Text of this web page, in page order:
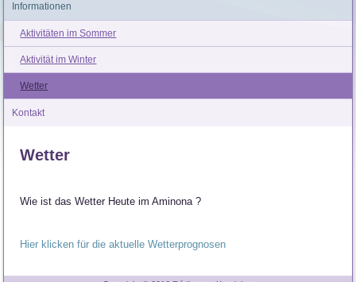
Informationen
Aktivitäten im Sommer
Aktivität im Winter
Wetter
Kontakt
Wetter
Wie ist das Wetter Heute im Aminona ?
Hier klicken für die aktuelle Wetterprognosen